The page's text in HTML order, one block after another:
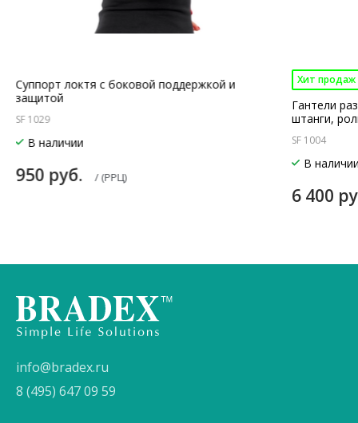
Суппорт локтя с боковой поддержкой и
защитой
SF 1029
В наличии
950 руб. / (РРЦ)
Хит продаж
Гантели
штанги,
SF 1004
В
6 400
info@bradex.ru
8 (495) 647 09 59